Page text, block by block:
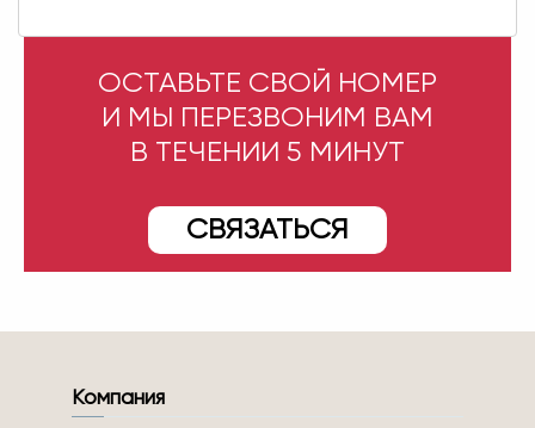
ОСТАВЬТЕ СВОЙ НОМЕР
И МЫ ПЕРЕЗВОНИМ ВАМ
В ТЕЧЕНИИ 5 МИНУТ
СВЯЗАТЬСЯ
Компания